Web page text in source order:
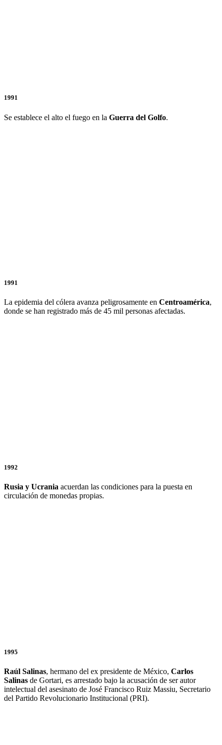
1991
Se establece el alto el fuego en la Guerra del Golfo.
1991
La epidemia del cólera avanza peligrosamente en Centroamérica,
donde se han registrado más de 45 mil personas afectadas.
1992
Rusia y Ucrania acuerdan las condiciones para la puesta en
circulación de monedas propias.
1995
Raúl Salinas, hermano del ex presidente de México, Carlos
Salinas de Gortari, es arrestado bajo la acusación de ser autor
intelectual del asesinato de José Francisco Ruiz Massiu, Secretario
del Partido Revolucionario Institucional (PRI).